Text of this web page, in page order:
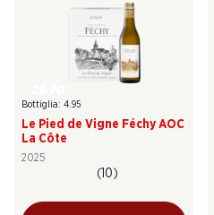
Bottiglia: 4.95
Le Pied de Vigne Féchy AOC
La Côte
2025
(10)